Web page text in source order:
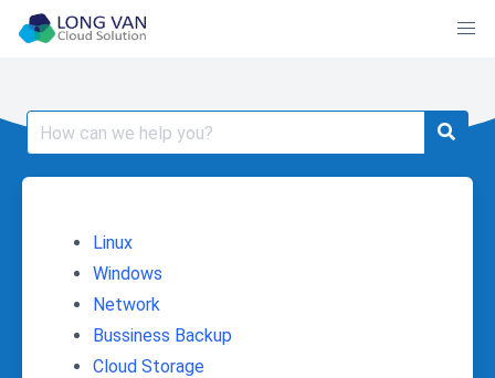
Skip
Search
for:
Linux
Windows
Network
Bussiness Backup
Cloud Storage